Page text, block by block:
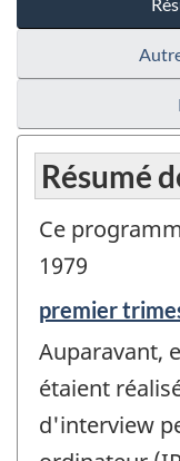
Résumé
Ce
1979
Période
référence
de
-
premier
Auparavant,
étaient
d'interview